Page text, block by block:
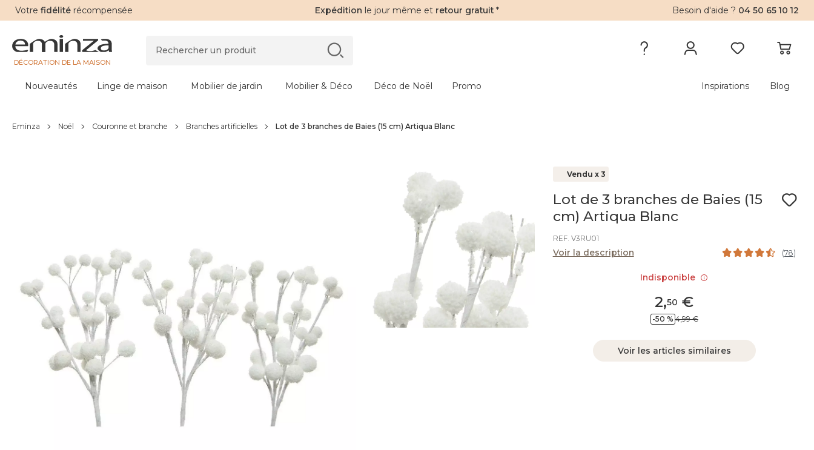
Votre fidélité récompensée Expédition le jour même et retour gratuit * Besoin d'aide ? 04 50 65 10 12
DÉCORATION DE LA MAISON
Nouveautés Linge de maison Mobilier de jardin Mobilier & Déco Déco de Noël Promo Inspirations Blog
Eminza Noël Couronne et branche Branches artificielles Lot de 3 branches de Baies (15 cm) Artiqua Blanc
Vendu x 3
Lot de 3 branches de Baies (15
cm) Artiqua Blanc
REF. V3RU01
Voir la description (78)
2,50 €
-50 % 4,99 €
Voir les articles similaires